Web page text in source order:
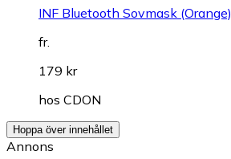
INF Bluetooth Sovmask (Orange)
fr.
179 kr
hos CDON
Hoppa över innehållet
Annons